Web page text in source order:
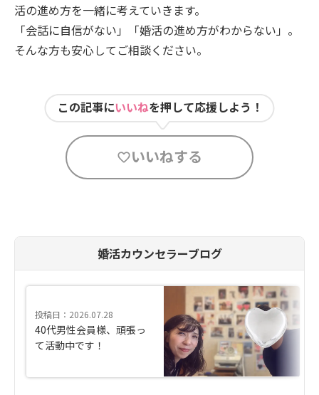
活の進め方を一緒に考えていきます。
「会話に自信がない」「婚活の進め方がわからない」。
そんな方も安心してご相談ください。
この記事にいいねを押して応援しよう！
いいねする
婚活カウンセラーブログ
投稿日：2026.07.28
40代男性会員様、頑張っ
て活動中です！